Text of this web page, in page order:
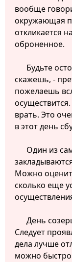
вообще
окружающая
откликается
оброненное.
Будьте
скажешь, -
пожелаешь
врать. Это
в этот день
Один из
Можно
сколько еще
День
Следует
дела лучше
можно быстро